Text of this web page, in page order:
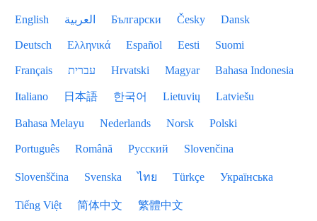
English العربية Български Česky Dansk
Deutsch Ελληνικά Español Eesti Suomi
Français עברית Hrvatski Magyar Bahasa Indonesia
Italiano 日本語 한국어 Lietuvių Latviešu
Bahasa Melayu Nederlands Norsk Polski
Português Română Русский Slovenčina
Slovenščina Svenska ไทย Türkçe Українська
Tiếng Việt 简体中文 繁體中文